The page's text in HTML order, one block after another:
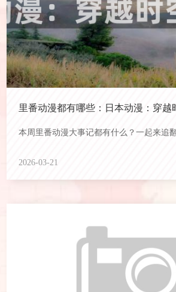
里番动漫都有哪些：日本动漫：穿越
本周里番动漫大事记都有什么？一起来追
2026-03-21